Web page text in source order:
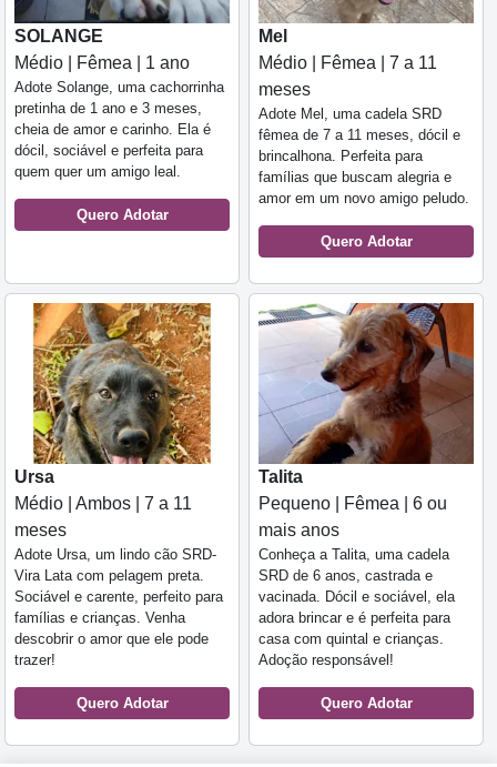
SOLANGE
Médio | Fêmea | 1 ano
Adote Solange, uma cachorrinha
pretinha de 1 ano e 3 meses,
cheia de amor e carinho. Ela é
dócil, sociável e perfeita para
quem quer um amigo leal.
Quero Adotar
Mel
Médio | Fêmea | 7 a 11
meses
Adote Mel, uma cadela SRD
fêmea de 7 a 11 meses, dócil e
brincalhona. Perfeita para
famílias que buscam alegria e
amor em um novo amigo peludo.
Quero Adotar
Ursa
Médio | Ambos | 7 a 11
meses
Adote Ursa, um lindo cão SRD-
Vira Lata com pelagem preta.
Sociável e carente, perfeito para
famílias e crianças. Venha
descobrir o amor que ele pode
trazer!
Quero Adotar
Talita
Pequeno | Fêmea | 6 ou
mais anos
Conheça a Talita, uma cadela
SRD de 6 anos, castrada e
vacinada. Dócil e sociável, ela
adora brincar e é perfeita para
casa com quintal e crianças.
Adoção responsável!
Quero Adotar